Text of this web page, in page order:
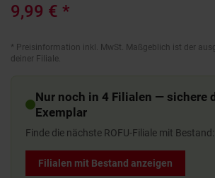
9,99 € *
* Preisinformation inkl. MwSt. Maßgeblich ist der
deiner Filiale.
Nur noch in 4 Filialen — sichere
Exemplar
Finde die nächste ROFU-Filiale mit Bestand:
Filialen mit Bestand anzeigen